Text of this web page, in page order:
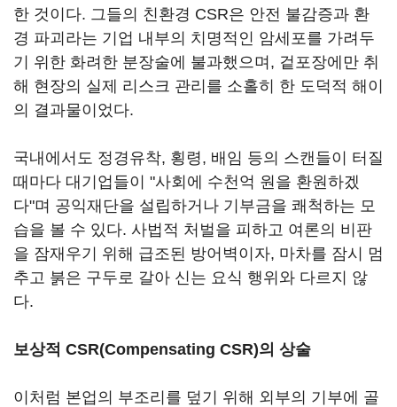
한 것이다. 그들의 친환경 CSR은 안전 불감증과 환
경 파괴라는 기업 내부의 치명적인 암세포를 가려두
기 위한 화려한 분장술에 불과했으며, 겉포장에만 취
해 현장의 실제 리스크 관리를 소홀히 한 도덕적 해이
의 결과물이었다.
국내에서도 정경유착, 횡령, 배임 등의 스캔들이 터질
때마다 대기업들이 "사회에 수천억 원을 환원하겠
다"며 공익재단을 설립하거나 기부금을 쾌척하는 모
습을 볼 수 있다. 사법적 처벌을 피하고 여론의 비판
을 잠재우기 위해 급조된 방어벽이자, 마차를 잠시 멈
추고 붉은 구두로 갈아 신는 요식 행위와 다르지 않
다.
보상적 CSR(Compensating CSR)의 상술
이처럼 본업의 부조리를 덮기 위해 외부의 기부에 골